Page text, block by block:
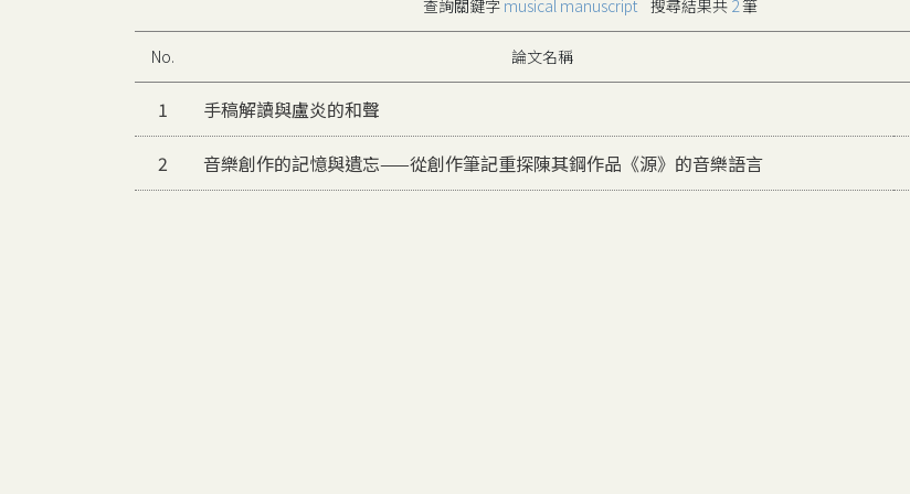
查詢關鍵字 musical manuscript 搜尋結果共 2筆
No. 論文名稱
1 手稿解讀與盧炎的和聲
2 音樂創作的記憶與遺忘——從創作筆記重探陳其鋼作品《源》的音樂語言